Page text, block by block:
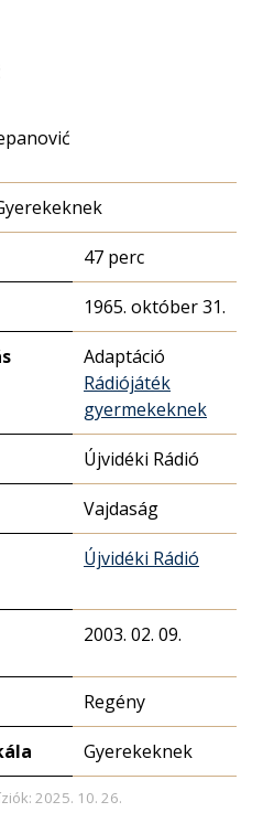
47 perc
1965. október 31.
Adaptáció
Rádiójáték
gyermekeknek
Újvidéki Rádió
Vajdaság
Újvidéki Rádió
2003. 02. 09.
Regény
Gyerekeknek
2025. 10. 26.